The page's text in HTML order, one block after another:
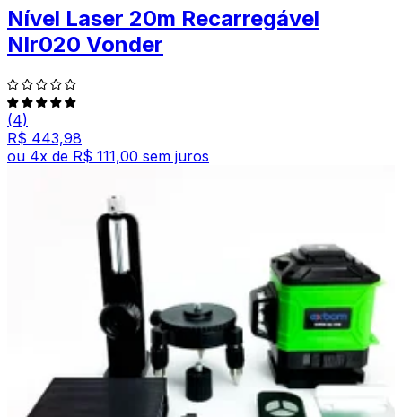
Nível Laser 20m Recarregável
Nlr020 Vonder
(4)
R$ 443,98
ou 4x de R$ 111,00 sem juros